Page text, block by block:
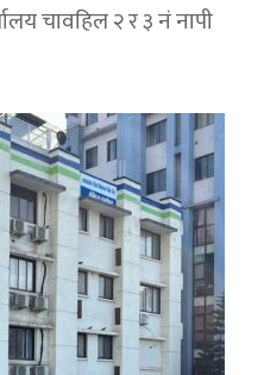
चावहिल २ र ३ नं नापी